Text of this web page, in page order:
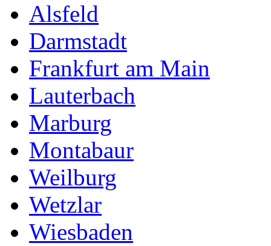
Alsfeld
Darmstadt
Frankfurt am Main
Lauterbach
Marburg
Montabaur
Weilburg
Wetzlar
Wiesbaden